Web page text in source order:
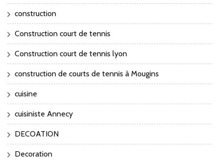
construction
Construction court de tennis
Construction court de tennis lyon
construction de courts de tennis à Mougins
cuisine
cuisiniste Annecy
DECOATION
Decoration